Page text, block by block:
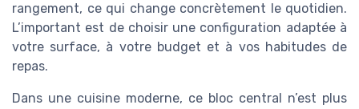
rangement, ce qui change concrètement le quotidien.
L’important est de choisir une configuration adaptée à
votre surface, à votre budget et à vos habitudes de
repas.
Dans une cuisine moderne, ce bloc central n’est plus